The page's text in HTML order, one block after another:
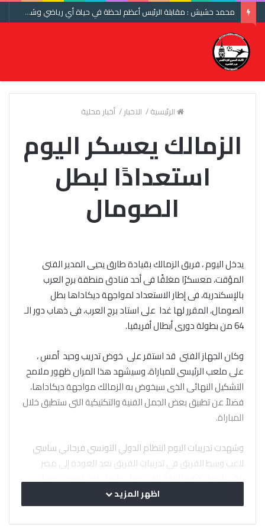
محمد حشيش : مقابلة الرئيس أعظم لحظة في حياة أي رياضي وشكرا اتحاد الكرة ومنتخب مصر
الرئيسية/ الاخبار/ أخبار محلية
الزمالك يعسكر اليوم
استعدادًا لبطل
الصومال
يدخل اليوم ، فريق الزمالك بقيادة طارق يحيى المدير الفنى
المؤقت، معسكرًا مغلقًا فى أحد فنادق منطقة برج العرب
بالإسكندرية، فى إطار الاستعداد لمواجهة ديكاداها بطل
الصومال، المقرر لها غدا على استاد برج العرب، فى ذهاب دور الـ
64 من بطولة دورى أبطال أفريقيا.
وكان الجهاز الفنى قد استقر على خوض تدريب وحيد أمس ،
على ملعب الرئيسى للمباراة، وسيشهد هذا المران ظهور ملامح
التشكيل النهائى الذى سيخوض به الزمالك مواجهة ديكاداها،
فضلاً عن تطبيق بعض الجمل الفنية والتكتيكية التى ستطبق خلال
المباراة.
وشهدت تدريبات اليوم انتظام الدولي التونسي فرجاني ساسي
لاعب وسط الفريق في تدريبات الفريق بعد العودة إلى مصر
عقب انتهاء فترة الراحة التي حصل عليها..كما شهدت تدريبات
الفريق مشاركة طارق حامد لاعب الوسط، بعد أن حصل على
راحة من مران أمس وأدى اللاعب التدريبات مع باقى زملائه
بالفريق.
اظهر المزيد